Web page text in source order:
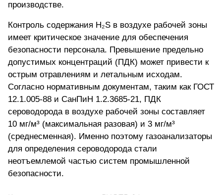
производстве.
Контроль содержания H₂S в воздухе рабочей зоны
имеет критическое значение для обеспечения
безопасности персонала. Превышение предельно
допустимых концентраций (ПДК) может привести к
острым отравлениям и летальным исходам.
Согласно нормативным документам, таким как ГОСТ
12.1.005-88 и СанПиН 1.2.3685-21, ПДК
сероводорода в воздухе рабочей зоны составляет
10 мг/м³ (максимальная разовая) и 3 мг/м³
(среднесменная). Именно поэтому газоанализаторы
для определения сероводорода стали
неотъемлемой частью систем промышленной
безопасности.